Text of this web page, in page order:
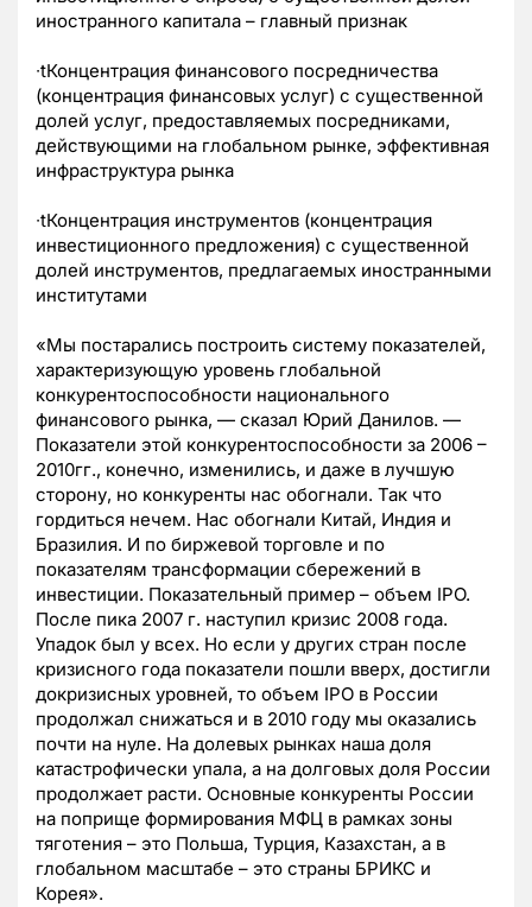
иностранного капитала – главный признак
∙tКонцентрация финансового посредничества
(концентрация финансовых услуг) с существенной
долей услуг, предоставляемых посредниками,
действующими на глобальном рынке, эффективная
инфраструктура рынка
∙tКонцентрация инструментов (концентрация
инвестиционного предложения) с существенной
долей инструментов, предлагаемых иностранными
институтами
«Мы постарались построить систему показателей,
характеризующую уровень глобальной
конкурентоспособности национального
финансового рынка, — сказал Юрий Данилов. —
Показатели этой конкурентоспособности за 2006 –
2010гг., конечно, изменились, и даже в лучшую
сторону, но конкуренты нас обогнали. Так что
гордиться нечем. Нас обогнали Китай, Индия и
Бразилия. И по биржевой торговле и по
показателям трансформации сбережений в
инвестиции. Показательный пример – объем IPO.
После пика 2007 г. наступил кризис 2008 года.
Упадок был у всех. Но если у других стран после
кризисного года показатели пошли вверх, достигли
докризисных уровней, то объем IPO в России
продолжал снижаться и в 2010 году мы оказались
почти на нуле. На долевых рынках наша доля
катастрофически упала, а на долговых доля России
продолжает расти. Основные конкуренты России
на поприще формирования МФЦ в рамках зоны
тяготения – это Польша, Турция, Казахстан, а в
глобальном масштабе – это страны БРИКС и
Корея».